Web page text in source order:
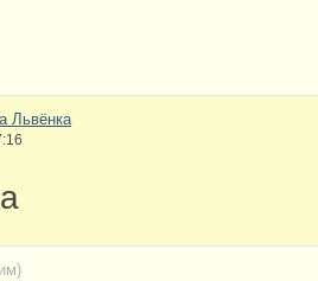
Львёнка